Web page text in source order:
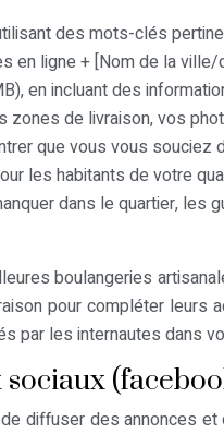
des mots-clés
en ligne + [Nom de la ville/
en incluant des
zones de livraison, vos
que vous vous souciez
les habitants de votre
dans le quartier, les
boulangeries
pour compléter leurs
par les internautes dans
diffuser des annonces